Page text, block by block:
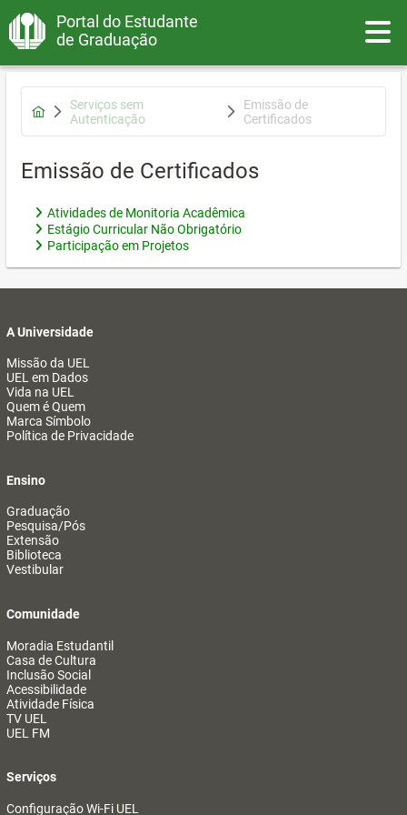
Portal do Estudante
de Graduação
Serviços sem
Autenticação
Emissão de
Certificados
Emissão de Certificados
Atividades de Monitoria Acadêmica
Estágio Curricular Não Obrigatório
Participação em Projetos
A Universidade
Missão da UEL
UEL em Dados
Vida na UEL
Quem é Quem
Marca Símbolo
Política de Privacidade
Ensino
Graduação
Pesquisa/Pós
Extensão
Biblioteca
Vestibular
Comunidade
Moradia Estudantil
Casa de Cultura
Inclusão Social
Acessibilidade
Atividade Física
TV UEL
UEL FM
Serviços
Configuração Wi-Fi UEL